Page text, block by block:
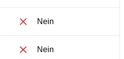
Nein
Nein